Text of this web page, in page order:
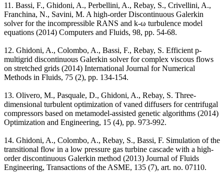
11. Bassi, F., Ghidoni, A., Perbellini, A., Rebay, S., Crivellini, A.,
Franchina, N., Savini, M. A high-order Discontinuous Galerkin
solver for the incompressible RANS and k-ω turbulence model
equations (2014) Computers and Fluids, 98, pp. 54-68.
12. Ghidoni, A., Colombo, A., Bassi, F., Rebay, S. Efficient p-
multigrid discontinuous Galerkin solver for complex viscous flows
on stretched grids (2014) International Journal for Numerical
Methods in Fluids, 75 (2), pp. 134-154.
13. Olivero, M., Pasquale, D., Ghidoni, A., Rebay, S. Three-
dimensional turbulent optimization of vaned diffusers for centrifugal
compressors based on metamodel-assisted genetic algorithms (2014)
Optimization and Engineering, 15 (4), pp. 973-992.
14. Ghidoni, A., Colombo, A., Rebay, S., Bassi, F. Simulation of the
transitional flow in a low pressure gas turbine cascade with a high-
order discontinuous Galerkin method (2013) Journal of Fluids
Engineering, Transactions of the ASME, 135 (7), art. no. 07110.